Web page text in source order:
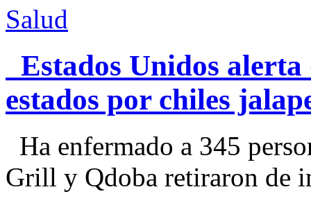
Salud
Estados Unidos alerta
estados por chiles
Ha enfermado a 345
Grill y Qdoba retiraron de